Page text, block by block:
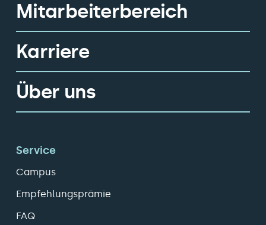
Mitarbeiterbereich
Karriere
Über uns
Service
Campus
Empfehlungsprämie
FAQ